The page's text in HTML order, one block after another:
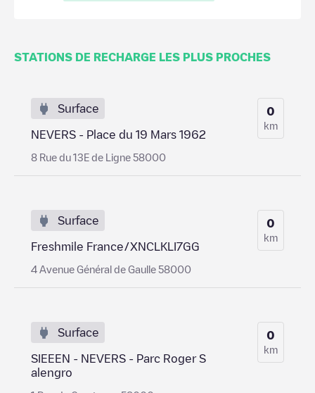
STATIONS DE RECHARGE LES PLUS PROCHES
Surface
NEVERS - Place du 19 Mars 1962
8 Rue du 13E de Ligne 58000
0
km
Surface
Freshmile France/XNCLKLI7GG
4 Avenue Général de Gaulle 58000
0
km
Surface
SIEEEN - NEVERS - Parc Roger S
alengro
0
km